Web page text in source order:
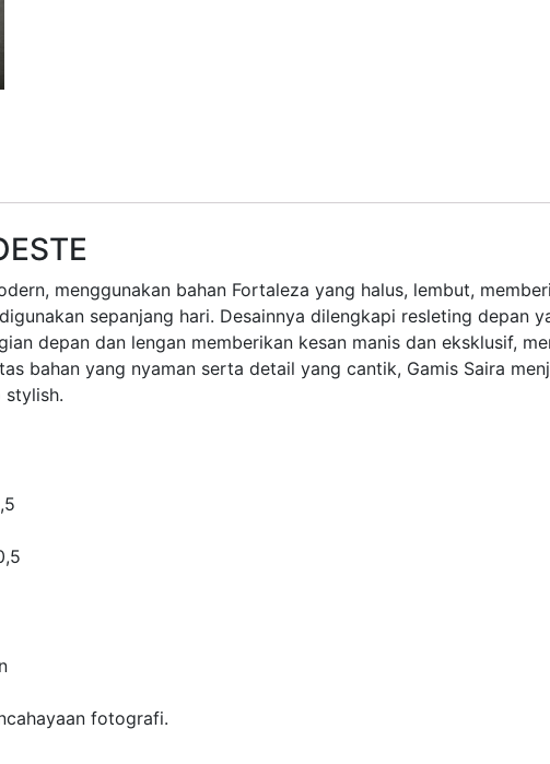
menggunakan bahan Fortaleza yang halus, lembut,
sepanjang hari. Desainnya dilengkapi resleting depan
depan dan lengan memberikan kesan manis dan eksklusif,
bahan yang nyaman serta detail yang cantik, Gamis Saira
stylish.
fotografi.